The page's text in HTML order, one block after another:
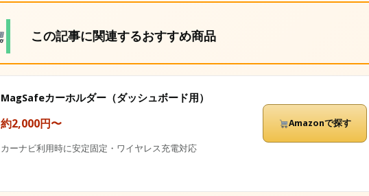
この記事に関連するおすすめ商品
MagSafeカーホルダー（ダッシュボード用）
約2,000円〜
カーナビ利用時に安定固定・ワイヤレス充電対応
Amazonで探す